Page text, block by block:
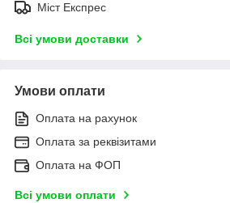
Міст Експрес
Всі умови доставки
Умови оплати
Оплата на рахунок
Оплата за реквізитами
Оплата на ФОП
Всі умови оплати